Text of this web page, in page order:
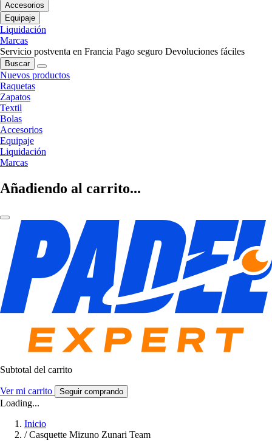
Accesorios
Equipaje
Liquidación
Marcas
Servicio postventa en Francia Pago seguro Devoluciones fáciles
Buscar
Nuevos productos
Raquetas
Zapatos
Textil
Bolas
Accesorios
Equipaje
Liquidación
Marcas
Añadiendo al carrito...
Subtotal del carrito
Ver mi carrito Seguir comprando
Loading...
Inicio
/ Casquette Mizuno Zunari Team